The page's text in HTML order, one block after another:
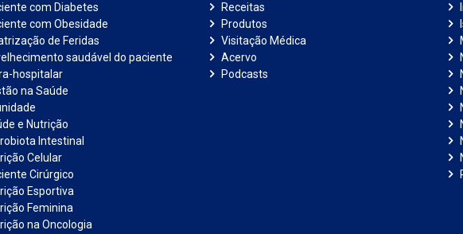
com Diabetes
com Obesidade
de Feridas
saudável do paciente
hospitalar
na Saúde
e Nutrição
Intestinal
Celular
Cirúrgico
Esportiva
Feminina
na Oncologia
Receitas
Produtos
Visitação Médica
Acervo
Podcasts